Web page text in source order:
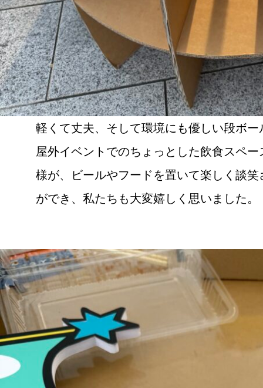
軽くて丈夫、そして環境にも優しい段ボ
屋外イベントでのちょっとした飲食スペ
様が、ビールやフードを置いて楽しく談
ができ、私たちも大変嬉しく思いました。